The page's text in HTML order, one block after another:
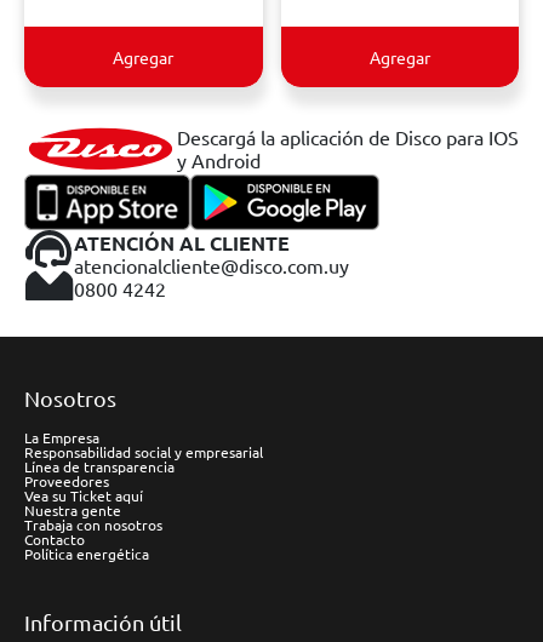
Agregar Agregar
Descargá la aplicación de Disco para IOS
y Android
ATENCIÓN AL CLIENTE
atencionalcliente@disco.com.uy
0800 4242
Nosotros
La Empresa
Responsabilidad social y empresarial
Línea de transparencia
Proveedores
Vea su Ticket aquí
Nuestra gente
Trabaja con nosotros
Contacto
Política energética
Información útil